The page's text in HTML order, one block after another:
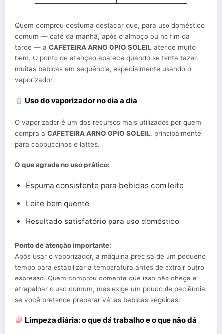
Quem comprou costuma destacar que, para uso doméstico
comum — café da manhã, após o almoço ou no fim da
tarde — a CAFETEIRA ARNO OPIO SOLEIL atende muito
bem. O ponto de atenção aparece quando se tenta fazer
muitas bebidas em sequência, especialmente usando o
vaporizador.
Uso do vaporizador no dia a dia
O vaporizador é um dos recursos mais utilizados por quem
compra a CAFETEIRA ARNO OPIO SOLEIL, principalmente
para cappuccinos e lattes.
O que agrada no uso prático:
Espuma consistente para bebidas com leite
Leite bem quente
Resultado satisfatório para uso doméstico
Ponto de atenção importante:
Após usar o vaporizador, a máquina precisa de um pequeno
tempo para estabilizar a temperatura antes de extrair outro
espresso. Quem comprou comenta que isso não chega a
atrapalhar o uso comum, mas exige um pouco de paciência
se você pretende preparar várias bebidas seguidas.
Limpeza diária: o que dá trabalho e o que não dá